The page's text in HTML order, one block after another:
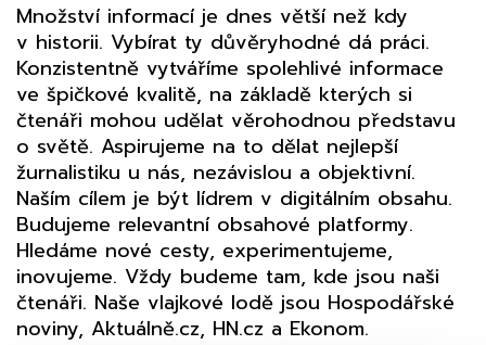
Množství informací je dnes větší než kdy
v historii. Vybírat ty důvěryhodné dá práci.
Konzistentně vytváříme spolehlivé informace
ve špičkové kvalitě, na základě kterých si
čtenáři mohou udělat věrohodnou představu
o světě. Aspirujeme na to dělat nejlepší
žurnalistiku u nás, nezávislou a objektivní.
Naším cílem je být lídrem v digitálním obsahu.
Budujeme relevantní obsahové platformy.
Hledáme nové cesty, experimentujeme,
inovujeme. Vždy budeme tam, kde jsou naši
čtenáři. Naše vlajkové lodě jsou Hospodářské
noviny, Aktuálně.cz, HN.cz a Ekonom.